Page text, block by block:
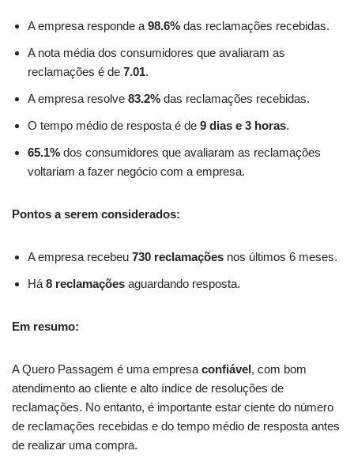
A empresa responde a 98.6% das reclamações recebidas.
A nota média dos consumidores que avaliaram as
reclamações é de 7.01.
A empresa resolve 83.2% das reclamações recebidas.
O tempo médio de resposta é de 9 dias e 3 horas.
65.1% dos consumidores que avaliaram as reclamações
voltariam a fazer negócio com a empresa.
Pontos a serem considerados:
A empresa recebeu 730 reclamações nos últimos 6 meses.
Há 8 reclamações aguardando resposta.
Em resumo:
A Quero Passagem é uma empresa confiável, com bom
atendimento ao cliente e alto índice de resoluções de
reclamações. No entanto, é importante estar ciente do número
de reclamações recebidas e do tempo médio de resposta antes
de realizar uma compra.